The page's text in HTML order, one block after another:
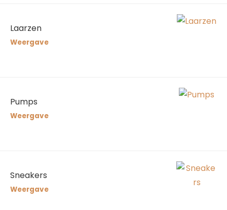
Laarzen
Weergave
Pumps
Weergave
Sneakers
Weergave